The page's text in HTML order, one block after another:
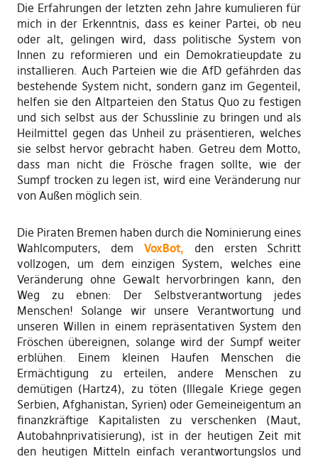
Die Erfahrungen der letzten zehn Jahre kumulieren für
mich in der Erkenntnis, dass es keiner Partei, ob neu
oder alt, gelingen wird, dass politische System von
Innen zu reformieren und ein Demokratieupdate zu
installieren. Auch Parteien wie die AfD gefährden das
bestehende System nicht, sondern ganz im Gegenteil,
helfen sie den Altparteien den Status Quo zu festigen
und sich selbst aus der Schusslinie zu bringen und als
Heilmittel gegen das Unheil zu präsentieren, welches
sie selbst hervor gebracht haben. Getreu dem Motto,
dass man nicht die Frösche fragen sollte, wie der
Sumpf trocken zu legen ist, wird eine Veränderung nur
von Außen möglich sein.
Die Piraten Bremen haben durch die Nominierung eines
Wahlcomputers, demVoxBot, den ersten Schritt
vollzogen, um dem einzigen System, welches eine
Veränderung ohne Gewalt hervorbringen kann, den
Weg zu ebnen: Der Selbstverantwortung jedes
Menschen! Solange wir unsere Verantwortung und
unseren Willen in einem repräsentativen System den
Fröschen übereignen, solange wird der Sumpf weiter
erblühen. Einem kleinen Haufen Menschen die
Ermächtigung zu erteilen, andere Menschen zu
demütigen (Hartz4), zu töten (Illegale Kriege gegen
Serbien, Afghanistan, Syrien) oder Gemeineigentum an
finanzkräftige Kapitalisten zu verschenken (Maut,
Autobahnprivatisierung), ist in der heutigen Zeit mit
den heutigen Mitteln einfach verantwortungslos und